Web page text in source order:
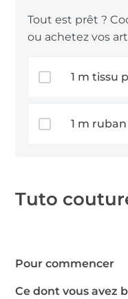
Tout est prêt ?
ou achetez vos
1 m
1 m
Tuto
Pour commencer
Ce dont vous avez